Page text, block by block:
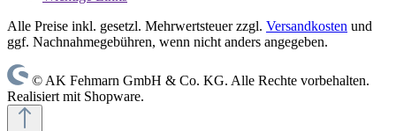
Alle Preise inkl. gesetzl. Mehrwertsteuer zzgl. Versandkosten und
ggf. Nachnahmegebühren, wenn nicht anders angegeben.
© AK Fehmarn GmbH & Co. KG. Alle Rechte vorbehalten.
Realisiert mit Shopware.